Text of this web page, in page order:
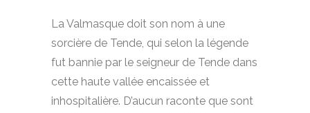
La Valmasque doit son nom à une
sorcière de Tende, qui selon la légende
fut bannie par le seigneur de Tende dans
cette haute vallée encaissée et
inhospitalière. D’aucun raconte que sont